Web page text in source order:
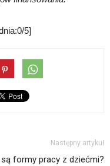
5]
Następny artykuł
formy pracy z dziećmi?